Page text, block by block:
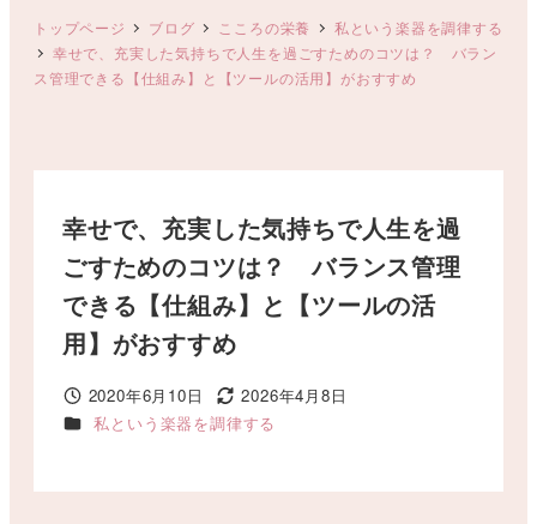
トップページ ブログ こころの栄養
私という楽器を調律する
幸せで、充実した気持ちで人生を過ごすためのコツは？ バラン
ス管理できる【仕組み】と【ツールの活用】がおすすめ
幸せで、充実した気持ちで人生を過
ごすためのコツは？ バランス管理
できる【仕組み】と【ツールの活
用】がおすすめ
投稿日
2020年6月10日
更新日
2026年4月8日
カテゴリー
私という楽器を調律する